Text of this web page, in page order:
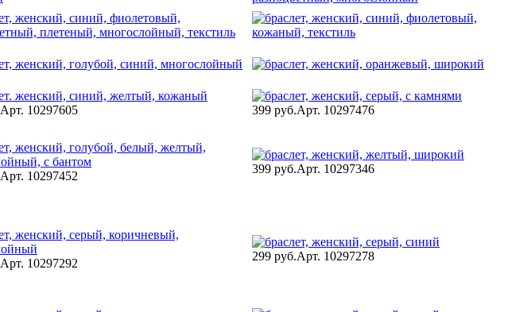
Арт. 10297605 399 руб.Арт. 10297476
Арт. 10297452
399 руб.Арт. 10297346
Арт. 10297292
299 руб.Арт. 10297278